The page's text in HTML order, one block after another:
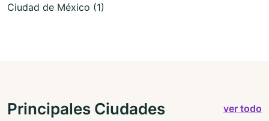
Ciudad de México (1)
Principales Ciudades ver todo